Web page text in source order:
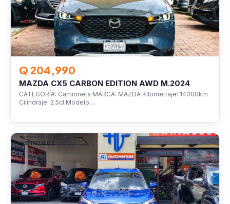
Q 204,990
MAZDA CX5 CARBON EDITION AWD M.2024
CATEGORÍA: Camioneta MARCA: MAZDA Kilometraje: 14000km
Cilindraje: 2.5cl Modelo:…
VEHÍCULOS